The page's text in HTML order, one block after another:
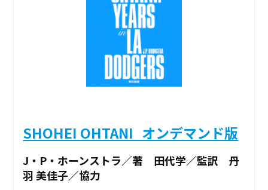
SHOHEI OHTANI_オンデマンド版
J・P・ホーンストラ／著 田代学／監訳 丹
羽 美佳子／協力